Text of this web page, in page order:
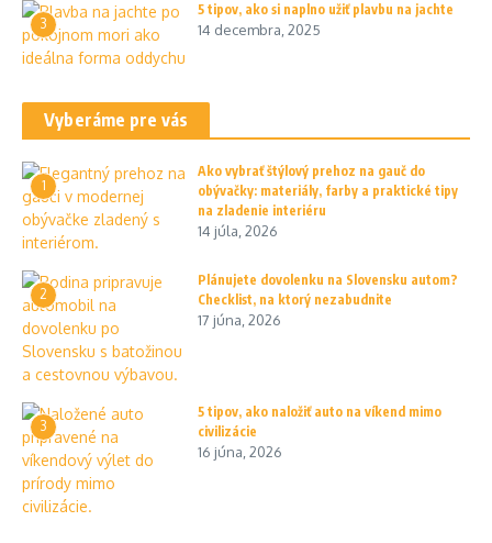
3
5 tipov, ako si naplno užiť plavbu na jachte
14 decembra, 2025
Vyberáme pre vás
1
Ako vybrať štýlový prehoz na gauč do
obývačky: materiály, farby a praktické tipy
na zladenie interiéru
14 júla, 2026
2
Plánujete dovolenku na Slovensku autom?
Checklist, na ktorý nezabudnite
17 júna, 2026
3
5 tipov, ako naložiť auto na víkend mimo
civilizácie
16 júna, 2026